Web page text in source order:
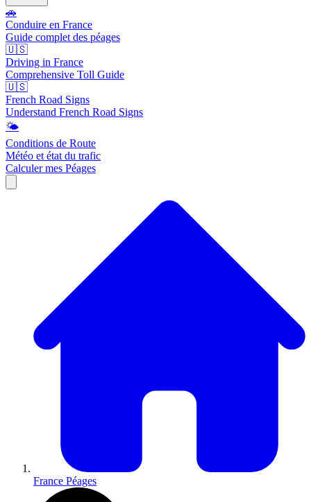
🚗
Conduire en France
Guide complet des péages
🇺🇸
Driving in France
Comprehensive Toll Guide
🇺🇸
French Road Signs
Understand French Road Signs
🌤️
Conditions de Route
Météo et état du trafic
Calculer mes Péages
France Péages